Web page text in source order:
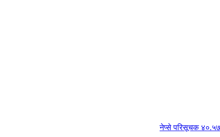
नेप्से परिसूचक ४०.५७